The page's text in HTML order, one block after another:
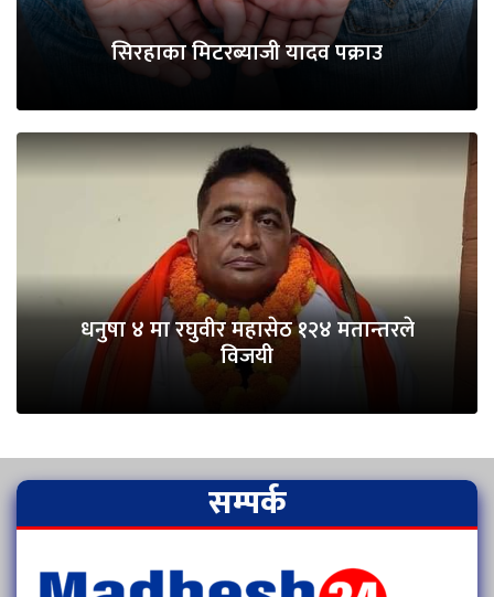
सिरहाका मिटरब्याजी यादव पक्राउ
धनुषा ४ मा रघुवीर महासेठ १२४ मतान्तरले
विजयी
सम्पर्क